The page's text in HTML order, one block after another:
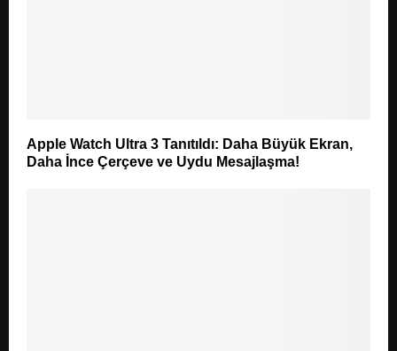
Apple Watch Ultra 3 Tanıtıldı: Daha Büyük Ekran,
Daha İnce Çerçeve ve Uydu Mesajlaşma!